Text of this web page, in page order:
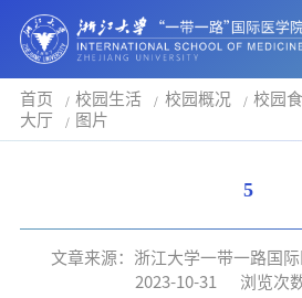
首页 校园生活 校园概况 校园
大厅
图片
5
文章来源：浙江大学一带一路国
2023-10-31
浏览次